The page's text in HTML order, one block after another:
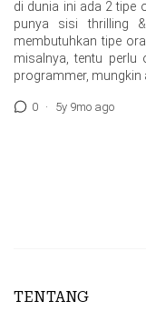
di dunia ini ada 2 tipe
punya sisi thrilling
membutuhkan tipe
misalnya, tentu perlu
programmer, mungkin
0 · 5y 9mo ago
TENTANG